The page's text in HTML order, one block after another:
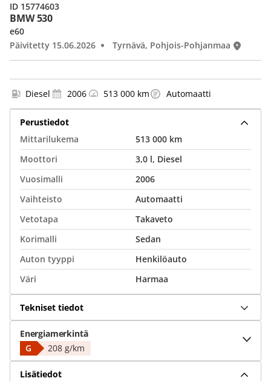
BMW 530
e60
Päivitetty 15.06.2026
Tyrnävä, Pohjois-Pohjanmaa
ID 15774603
Diesel 2006 513 000 km Automaatti
Perustiedot
Mittarilukema
513 000 km
Moottori
3,0 l, Diesel
Vuosimalli
2006
Vaihteisto
Automaatti
Vetotapa
Takaveto
Korimalli
Sedan
Auton tyyppi
Henkilöauto
Väri
Harmaa
Tekniset tiedot
Energiamerkintä
G
208 g/km
Lisätiedot